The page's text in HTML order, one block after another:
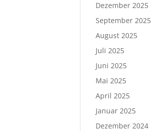
Dezember 2025
September 2025
August 2025
Juli 2025
Juni 2025
Mai 2025
April 2025
Januar 2025
Dezember 2024